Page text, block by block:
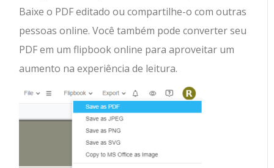
Baixe o PDF editado ou compartilhe-o com outras
pessoas online. Você também pode converter seu
PDF em um flipbook online para aproveitar um
aumento na experiência de leitura.